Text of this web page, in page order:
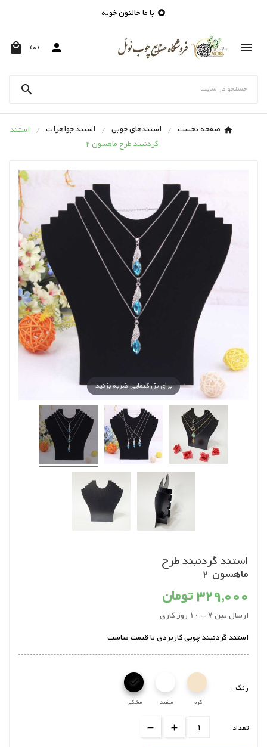
 با ما حالتون خوبه


 (0)

صفحه نخست استندهای چوبی استند جواهرات
استند
گردنبند طرح ماهسون 2
برای بزرگنمایی ضربه بزنید
استند گردنبند طرح
ماهسون 2
329,000 تومان
ارسال بین ۷ - ۱۰ روز کاری
استند گردنبند چوبی کاربردی با قیمت مناسب
رنگ :
کرم سفید مشکی

تعداد: